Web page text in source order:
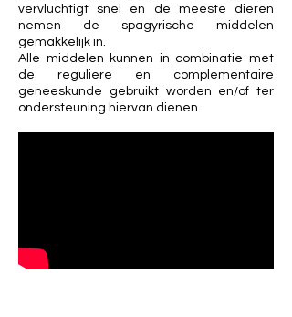
vervluchtigt snel en de meeste dieren
nemen de spagyrische middelen
gemakkelijk in.
Alle middelen kunnen in combinatie met
de reguliere en complementaire
geneeskunde gebruikt worden en/of ter
ondersteuning hiervan dienen.